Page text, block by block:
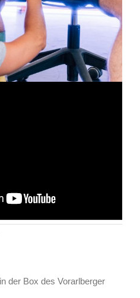
der Box des Vorarlberger